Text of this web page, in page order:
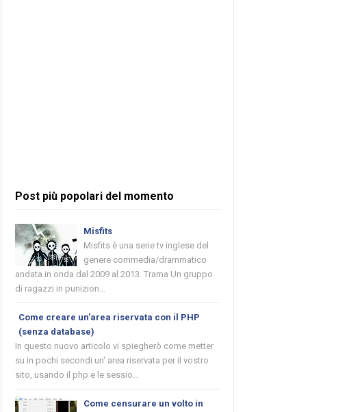
Post più popolari del momento
Misfits
Misfits è una serie tv inglese del
genere commedia/drammatico
andata in onda dal 2009 al 2013. Trama Un gruppo
di ragazzi in punizion...
Come creare un'area riservata con il PHP
(senza database)
In questo nuovo articolo vi spiegherò come metter
su in pochi secondi un' area riservata per il vostro
sito, usando il php e le sessio...
Come censurare un volto in